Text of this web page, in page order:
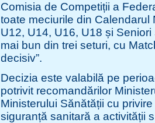
Comisia de Competiții a
toate meciurile din Calendarul
U12, U14, U16, U18 și
mai bun din trei seturi, cu
decisiv”.
Decizia este valabilă pe
potrivit recomandărilor
Ministerului Sănătății cu
siguranță sanitară a activității